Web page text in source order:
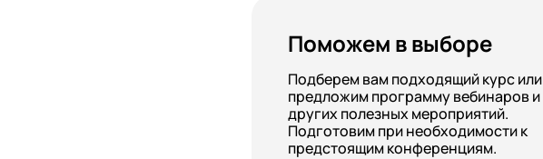
Поможем в выборе
Подберем вам подходящий курс или
предложим программу вебинаров и
других полезных мероприятий.
Подготовим при необходимости к
предстоящим конференциям.